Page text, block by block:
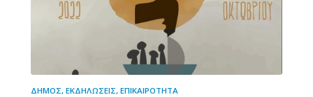
ΔΉΜΟΣ, ΕΚΔΗΛΏΣΕΙΣ, ΕΠΙΚΑΙΡΌΤΗΤΑ